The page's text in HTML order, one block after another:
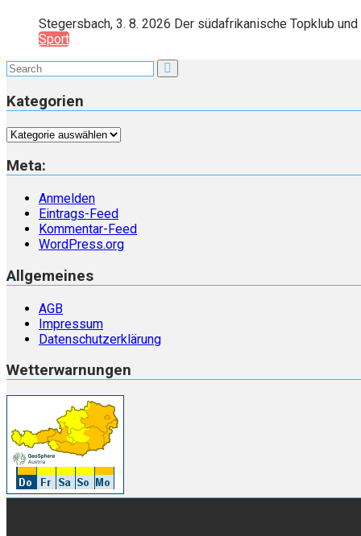
Stegersbach, 3. 8. 2026 Der südafrikanische Topklub und
Sport
Kategorien
Kategorien
Meta:
Anmelden
Eintrags-Feed
Kommentar-Feed
WordPress.org
Allgemeines
AGB
Impressum
Datenschutzerklärung
Wetterwarnungen